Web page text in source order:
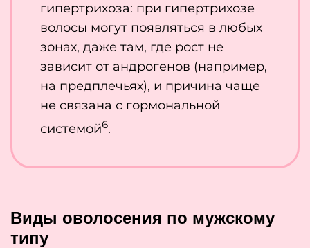
гипертрихоза: при гипертрихозе
волосы могут появляться в любых
зонах, даже там, где рост не
зависит от андрогенов (например,
на предплечьях), и причина чаще
не связана с гормональной
системой6.
Виды оволосения по мужскому
типу